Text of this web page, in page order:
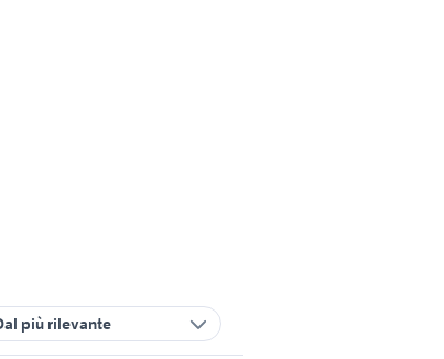
più rilevante